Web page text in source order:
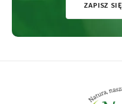
ZAPISZ